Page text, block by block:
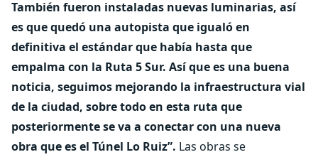
También fueron instaladas nuevas luminarias, así
es que quedó una autopista que igualó en
definitiva el estándar que había hasta que
empalma con la Ruta 5 Sur. Así que es una buena
noticia, seguimos mejorando la infraestructura vial
de la ciudad, sobre todo en esta ruta que
posteriormente se va a conectar con una nueva
obra que es el Túnel Lo Ruiz”. Las obras se